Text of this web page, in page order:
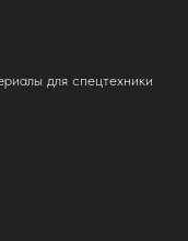
для спецтехники